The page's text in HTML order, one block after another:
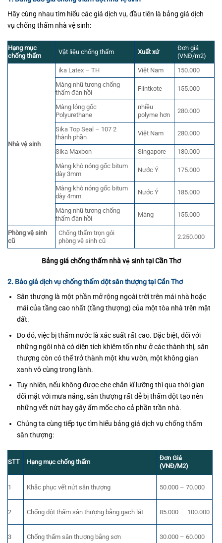
Hãy cùng nhau tìm hiểu các giá dịch vụ, đầu tiên là bảng giá dịch
vụ chống thấm nhà vệ sinh:
Hạng mục
chống thấm
Vật liệu chống thấm Xuất xứ
Đơn giá
(VNĐ/m2)
Nhà vệ sinh
ika Latex – TH Việt Nam
150.000
Màng nhũ tương chống
thấm đàn hồi
Flintkote 155.000
Màng lỏng gốc
Polyurethane
nhiều
polyme hơn
280.000
Sika Top Seal – 107 2
thành phần
Việt Nam 280.000
Sika Maxbon Singapore
180.000
Màng khò nóng gốc bitum
dày 3mm
Nước Ý 175.000
Màng khò nóng gốc bitum
dày 4mm
Nước Ý 185.000
Màng nhũ tương chống
thấm đàn hồi
Màng 155.000
Phòng vệ sinh
cũ
Chống thấm trọn gói
phòng vệ sinh cũ
2.250.000
Bảng giá chống thấm nhà vệ sinh tại Cần Thơ
2. Báo giá dịch vụ chống thấm dột sân thượng tại Cần Thơ
Sân thượng là một phần mở rộng ngoài trời trên mái nhà hoặc
mái của tầng cao nhất (tầng thượng) của một tòa nhà trên mặt
đất.
Do đó, việc bị thấm nước là xác suất rất cao. Đặc biệt, đối với
những ngôi nhà có diện tích khiêm tốn như ở các thành thị, sân
thượng còn có thể trở thành một khu vườn, một không gian
xanh vô cùng trong lành.
Tuy nhiên, nếu không được che chắn kĩ lưỡng thì qua thời gian
đối mặt với mưa nắng, sân thượng rất dễ bị thấm dột tạo nên
những vết nứt hay gây ẩm mốc cho cả phần trần nhà.
Chúng ta cùng tiếp tục tìm hiểu bảng giá dịch vụ chống thấm
sân thượng:
STT Hạng mục chống thấm
Đơn Giá
(VNĐ/M2)
1 Khắc phục vết nứt sân thượng 50.000 – 70.000
2 Chống dột thấm sân thượng bằng gạch lát 85.000 – 100.000
3 Chống thấm sân thượng bằng sơn 30.000 – 60.000